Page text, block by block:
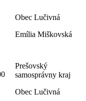
Obec Lučivná
Emília Miškovská
Prešovský
samosprávny kraj
Obec Lučivná